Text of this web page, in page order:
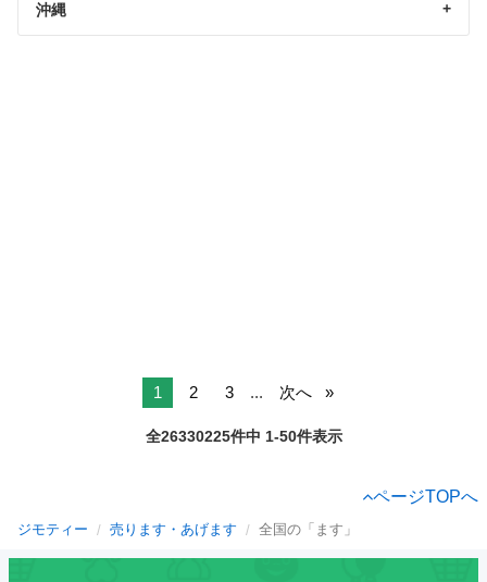
沖縄
1 2 3 ... 次へ
全26330225件中 1-50件表示
ページTOPへ
ジモティー 売ります・あげます 全国の「ます」